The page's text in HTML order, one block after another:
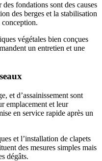
fondations sont des causes
des berges et la stabilisation
conception.
végétales bien conçues
un entretien et une
et d’assainissement sont
emplacement et leur
en service rapide après un
et l’installation de clapets
des mesures simples mais
dégâts.